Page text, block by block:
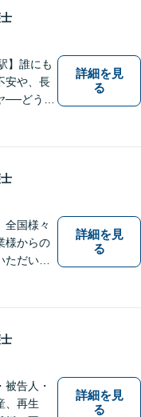
】誰にも
安や、長
──どうぞ
の一歩を
す。
【地域
詳細を見
る
全国様々
様からの
だいて
詳細を見
る
告人・
、再生
詳細を見
る